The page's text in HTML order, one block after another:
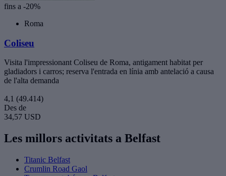
fins a -20%
Roma
Coliseu
Visita l'impressionant Coliseu de Roma, antigament habitat per
gladiadors i carros; reserva l'entrada en línia amb antelació a causa
de l'alta demanda
4,1 (49.414)
Des de
34,57 USD
Les millors activitats a Belfast
Titanic Belfast
Crumlin Road Gaol